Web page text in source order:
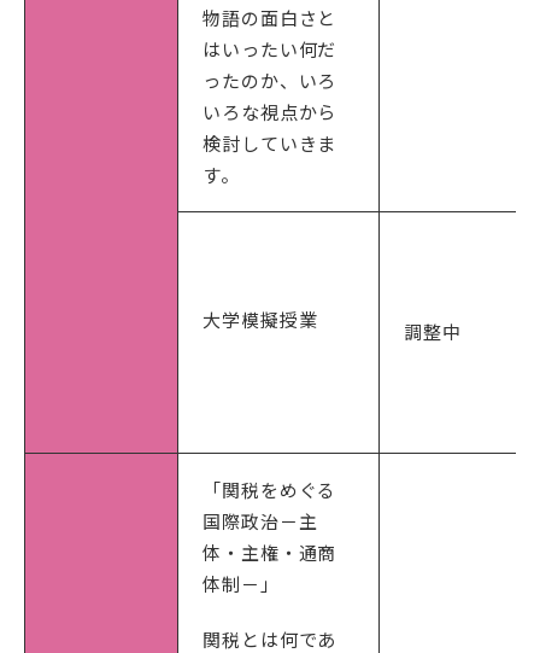
物語の面白さと
はいったい何だ
ったのか、いろ
いろな視点から
検討していきま
す。
大学模擬授業 調整中
「関税をめぐる
国際政治－主
体・主権・通商
体制－」
関税とは何であ